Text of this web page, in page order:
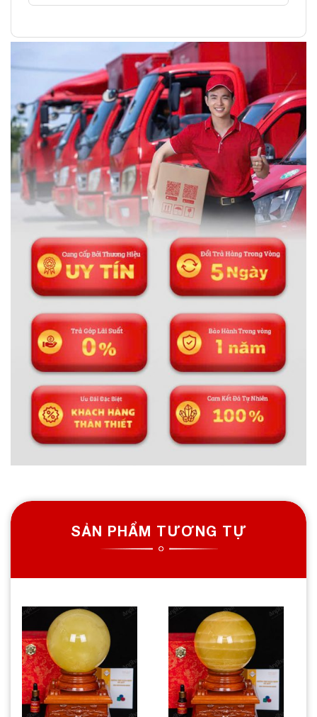
Thông tin liên hệ:
ĐÁ PHONG THỦY AN PHÁT – LỰA CHỌN SỐ 1 VỀ ĐÁ
PHONG THỦY
Địa chỉ: 60/69 Bùi Huy Bích, Hoàng Mai, Hà Nội
Điện thoại: 0982 627 166
Email:daphongthuyanphat@gmail.com
SẢN PHẨM TƯƠNG TỰ